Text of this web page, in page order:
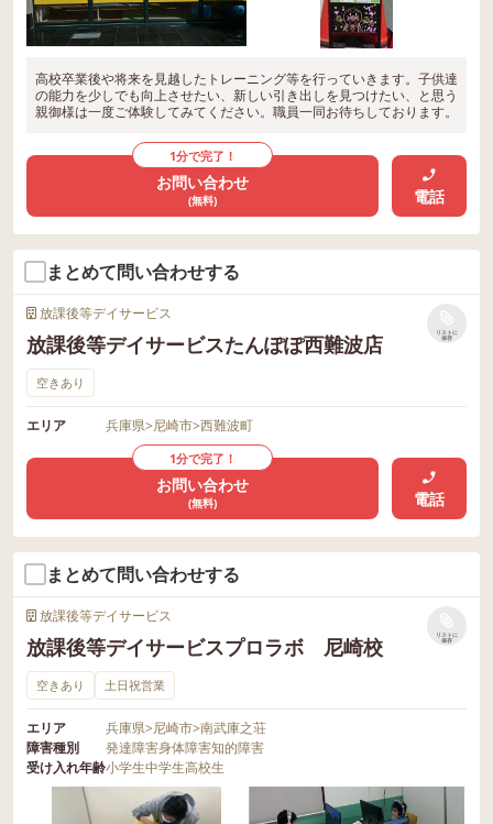
高校卒業後や将来を見越したトレーニング等を行っていきます。子供達
の能力を少しでも向上させたい、新しい引き出しを見つけたい、と思う
親御様は一度ご体験してみてください。職員一同お待ちしております。
1分で完了！
お問い合わせ
(無料) 電話
まとめて問い合わせする
放課後等デイサービス
放課後等デイサービスたんぽぽ西難波店
リストに
保存
空きあり
エリア 兵庫県>尼崎市>西難波町
1分で完了！
お問い合わせ
(無料) 電話
まとめて問い合わせする
放課後等デイサービス
放課後等デイサービスプロラボ 尼崎校
リストに
保存
空きあり 土日祝営業
エリア 兵庫県>尼崎市>南武庫之荘
障害種別
発達障害身体障害知的障害
受け入れ年齢小学生中学生高校生